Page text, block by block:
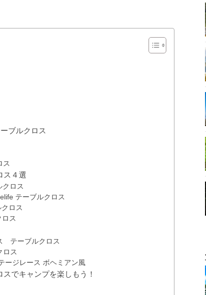
ブルクロス
ス
ス４選
ロス
テーブルクロス
ロス
ス
テーブルクロス
ロス
ージレース ボヘミアン風
でキャンプを楽しもう！